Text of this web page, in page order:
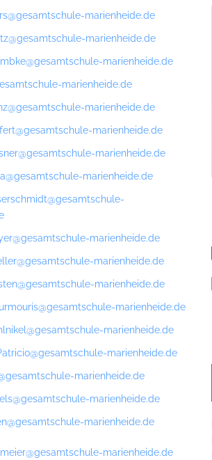
marienheide.de
marienheide.de
marienheide.de
marienheide.de
marienheide.de
marienheide.de
marienheide.de
marienheide.de
marienheide.de
marienheide.de
marienheide.de
marienheide.de
marienheide.de
marienheide.de
marienheide.de
marienheide.de
marienheide.de
marienheide.de